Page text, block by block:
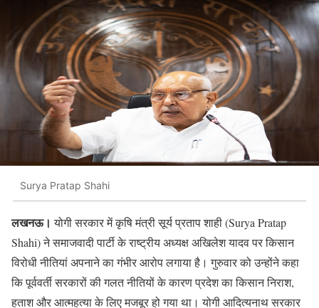
Surya Pratap Shahi
लखनऊ। योगी सरकार में कृषि मंत्री सूर्य प्रताप शाही (Surya Pratap
Shahi) ने समाजवादी पार्टी के राष्ट्रीय अध्यक्ष अखिलेश यादव पर किसान
विरोधी नीतियां अपनाने का गंभीर आरोप लगाया है। गुरुवार को उन्होंने कहा
कि पूर्ववर्ती सरकारों की गलत नीतियों के कारण प्रदेश का किसान निराश,
हताश और आत्महत्या के लिए मजबूर हो गया था। योगी आदित्यनाथ सरकार